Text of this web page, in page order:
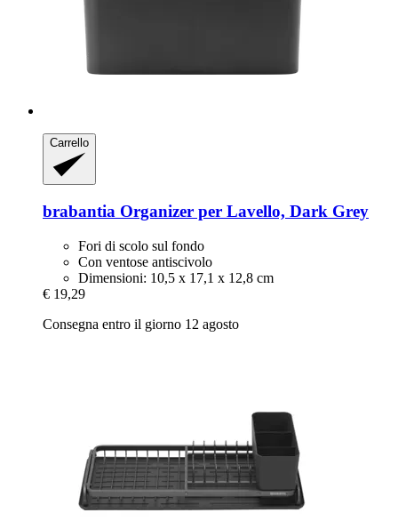
Carrello
brabantia Organizer per Lavello, Dark Grey
Fori di scolo sul fondo
Con ventose antiscivolo
Dimensioni: 10,5 x 17,1 x 12,8 cm
€ 19,29
Consegna entro il giorno 12 agosto